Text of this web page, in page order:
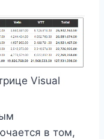
Visual
в том,